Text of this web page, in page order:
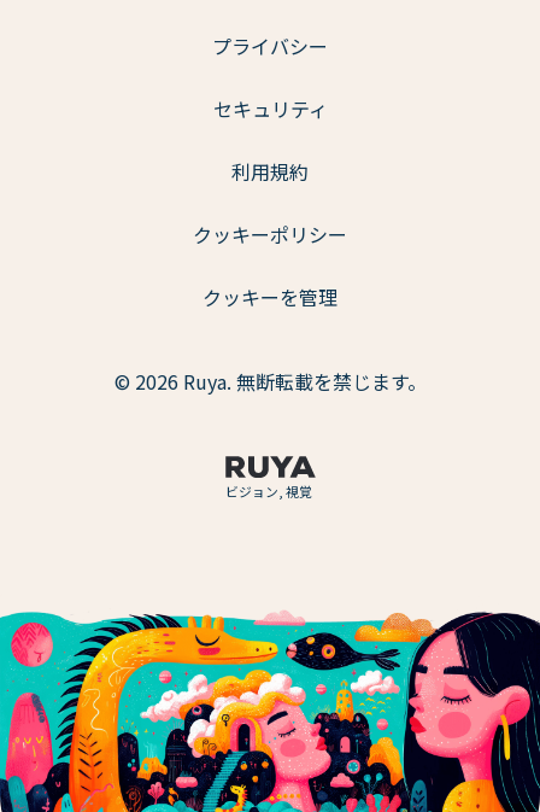
ビジョン, 視覚
プライバシー
セキュリティ
利用規約
クッキーポリシー
クッキーを管理
© 2026 Ruya. 無断転載を禁じます。